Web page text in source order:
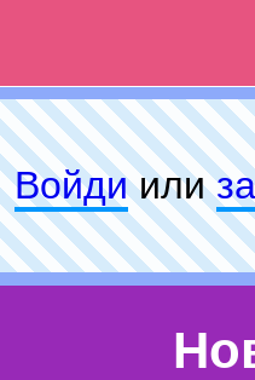
Войдиили